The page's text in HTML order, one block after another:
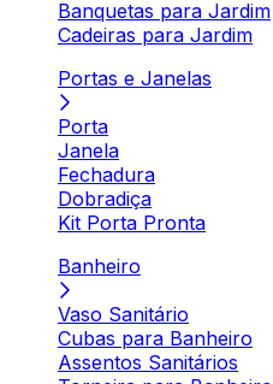
Banquetas para Jardim
Cadeiras para Jardim
Portas e Janelas
Porta
Janela
Fechadura
Dobradiça
Kit Porta Pronta
Banheiro
Vaso Sanitário
Cubas para Banheiro
Assentos Sanitários